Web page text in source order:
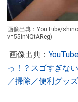
画像出典：YouTube/
v=55inNQtAReg)
画像出典：
っ！？スゴすぎな
／掃除／便利グッズ